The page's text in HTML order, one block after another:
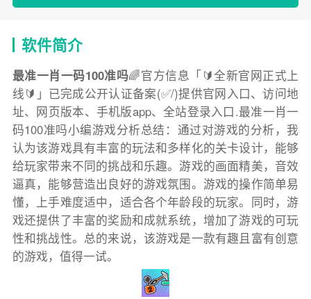
软件简介
最准一肖一码100准吗🌈官方信息「🔰全新官网正式上
线🔰」已完成公开认证备案(✅/)提供官网入口、访问地
址、网页版本、手机版app、全站登录入口.最准一肖一
码100准吗小编游戏分析总结：通过对游戏的分析，我
认为该游戏具有丰富的玩法和多样化的关卡设计，能够
给玩家带来不同的挑战和乐趣。游戏的画面精美，音效
逼真，能够营造出良好的游戏氛围。游戏的操作简单易
懂，上手难度适中，适合各个年龄段的玩家。同时，游
戏还提供了丰富的奖励和成就系统，增加了游戏的可玩
性和挑战性。总的来说，该游戏是一款有趣且富有创意
的游戏，值得一试。